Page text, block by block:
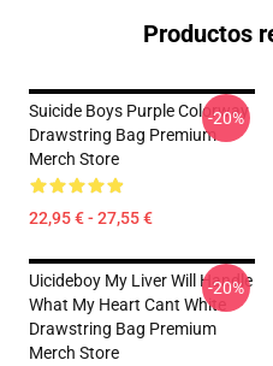
Productos
Suicide Boys Purple Colorway
Drawstring Bag Premium
Merch Store
22,95 € - 27,55 €
-20%
Uicideboy My Liver Will Handle
What My Heart Cant White
Drawstring Bag Premium
Merch Store
-20%